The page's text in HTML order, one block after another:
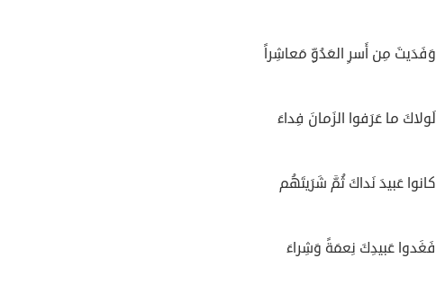
وَفَدَيتَ مِن أَسرِ العَدُوِّ مَعاشِراً
لَولاكَ ما عَرَفوا الزَمانَ فِداءَ
كانوا عَبيدَ نَداكَ ثُمَّ شَرَيتَهُم
فَغَدوا عَبيدِكَ نِعمَةً وَشِراءَ